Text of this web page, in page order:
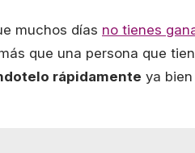
muchos días no tienes
que una persona que
rápidamente ya